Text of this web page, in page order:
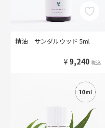
精油 サンダルウッド 5ml
¥ 9,240 税込